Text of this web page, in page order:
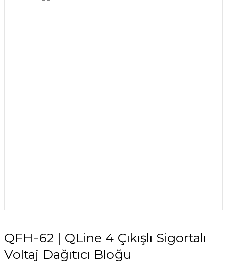
QFH-62 | QLine 4 Çıkışlı Sigortalı
Voltaj Dağıtıcı Bloğu